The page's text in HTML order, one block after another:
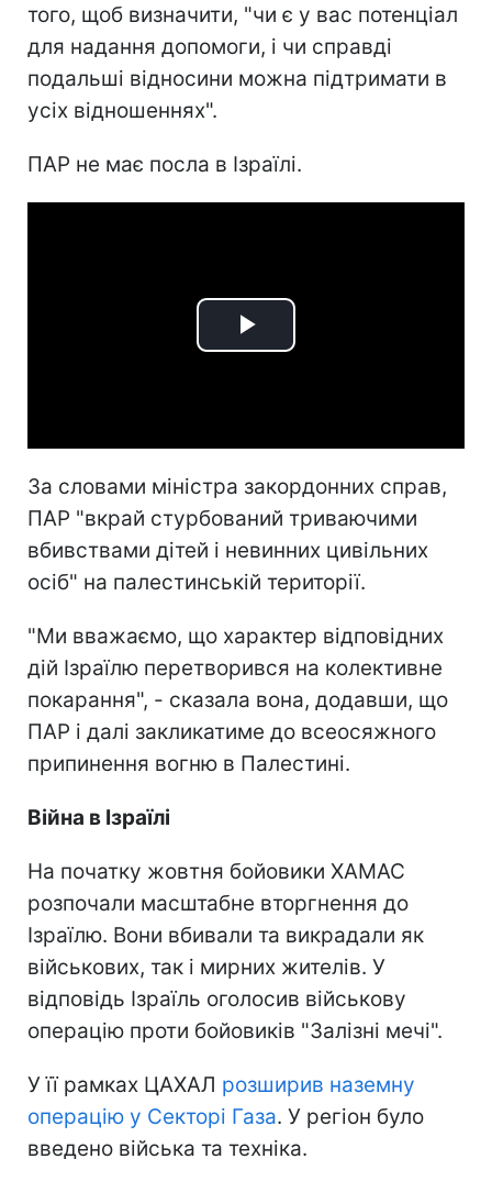
того, щоб визначити, "чи є у вас потенціал
для надання допомоги, і чи справді
подальші відносини можна підтримати в
усіх відношеннях".
ПАР не має посла в Ізраїлі.
Play
За словами міністра закордонних справ,
ПАР "вкрай стурбований триваючими
вбивствами дітей і невинних цивільних
осіб" на палестинській території.
"Ми вважаємо, що характер відповідних
дій Ізраїлю перетворився на колективне
покарання", - сказала вона, додавши, що
ПАР і далі закликатиме до всеосяжного
припинення вогню в Палестині.
Війна в Ізраїлі
На початку жовтня бойовики ХАМАС
розпочали масштабне вторгнення до
Ізраїлю. Вони вбивали та викрадали як
військових, так і мирних жителів. У
відповідь Ізраїль оголосив військову
операцію проти бойовиків "Залізні мечі".
У її рамках ЦАХАЛ розширив наземну
операцію у Секторі Газа. У регіон було
введено війська та техніка.